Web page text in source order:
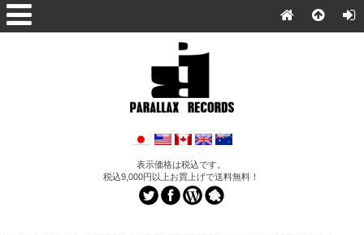
表示価格は税込です。
税込9,000円以上お買上げで送料無料！